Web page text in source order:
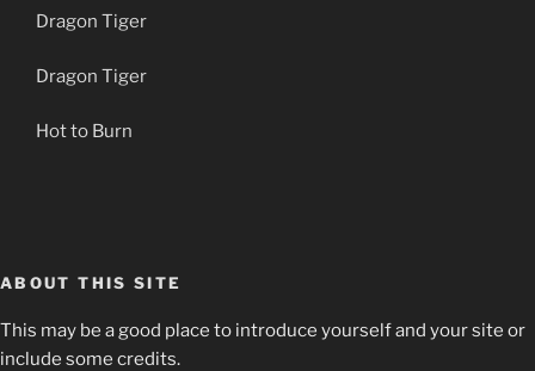
Dragon Tiger
Dragon Tiger
Hot to Burn
ABOUT THIS SITE
This may be a good place to introduce yourself and your site or
include some credits.